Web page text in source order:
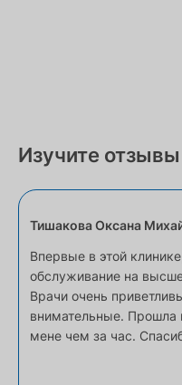
Изучите отзывы
Впервые в этой
обслуживание на
Врачи очень
внимательные. Прошла всех врачей
мене чем за час.